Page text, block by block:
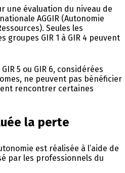
une évaluation du niveau de
AGGIR (Autonomie
Seules les
groupes GIR 1 à GIR 4 peuvent
5 ou GIR 6, considérées
ne peuvent pas bénéficier
rencontrer certaines
la perte
est réalisée à l’aide de
par les professionnels du